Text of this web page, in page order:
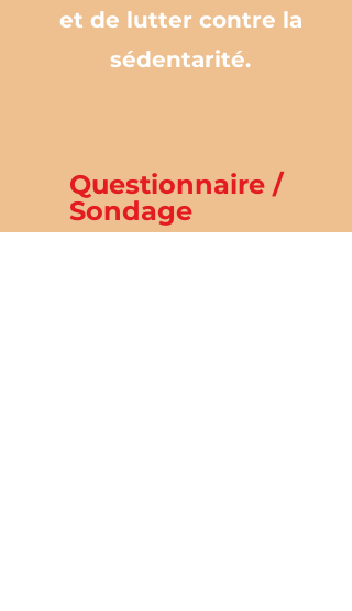
et de lutter contre la
sédentarité.
Questionnaire /
Sondage